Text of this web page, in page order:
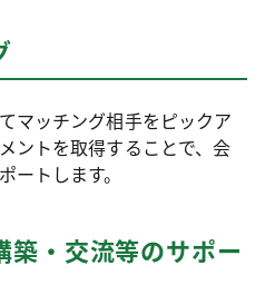
マッチング相手をピックア
ントを取得することで、会
ートします。
・交流等のサポー